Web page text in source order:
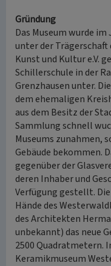
Gründung
Das Museum wurde
unter der Trägerschaft
Kunst und Kultur e.V.
Schillerschule in der
Grenzhausen unter.
dem ehemaligen
aus dem Besitz der
Sammlung schnell
Museums zunahmen,
Gebäude bekommen.
gegenüber der
deren Inhaber und
Verfügung gestellt.
Hände des
des Architekten
unbekannt) das neue
2500 Quadratmetern.
Keramikmuseum